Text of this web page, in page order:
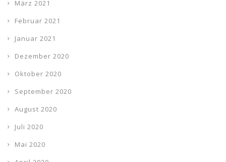
März 2021
Februar 2021
Januar 2021
Dezember 2020
Oktober 2020
September 2020
August 2020
Juli 2020
Mai 2020